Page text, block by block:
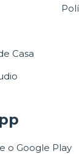
Casa
o Google Play